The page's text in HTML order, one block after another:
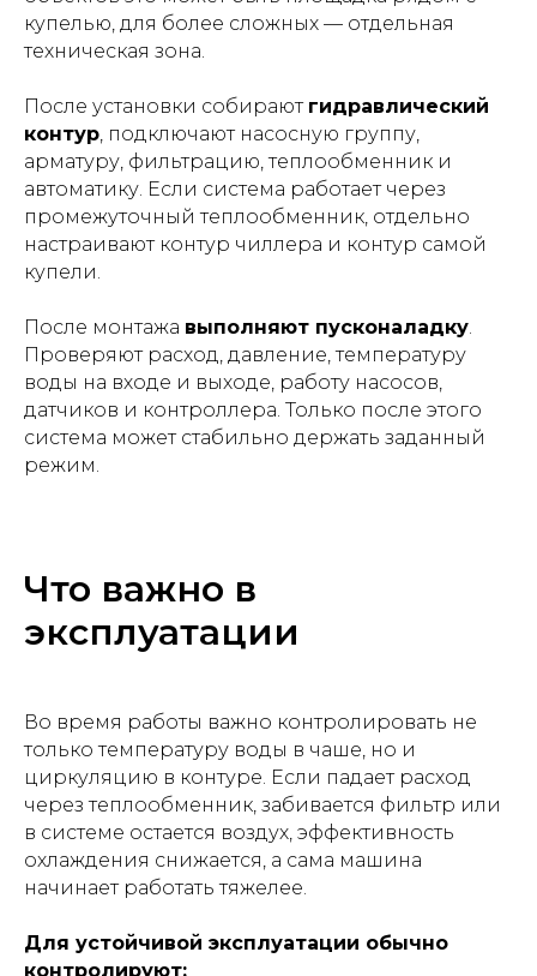
купелью, для более сложных — отдельная
техническая зона.
После установки собирают гидравлический
контур , подключают насосную группу,
арматуру, фильтрацию, теплообменник и
автоматику. Если система работает через
промежуточный теплообменник, отдельно
настраивают контур чиллера и контур самой
купели.
После монтажа выполняют пусконаладку
Проверяют расход, давление, температуру
воды на входе и выходе, работу насосов,
датчиков и контроллера. Только после этого
система может стабильно держать заданный
режим.
Что важно в
эксплуатации
Во время работы важно контролировать не
только температуру воды в чаше, но и
циркуляцию в контуре. Если падает расход
через теплообменник, забивается фильтр или
в системе остается воздух, эффективность
охлаждения снижается, а сама машина
начинает работать тяжелее.
Для устойчивой эксплуатации обычно
контролируют: